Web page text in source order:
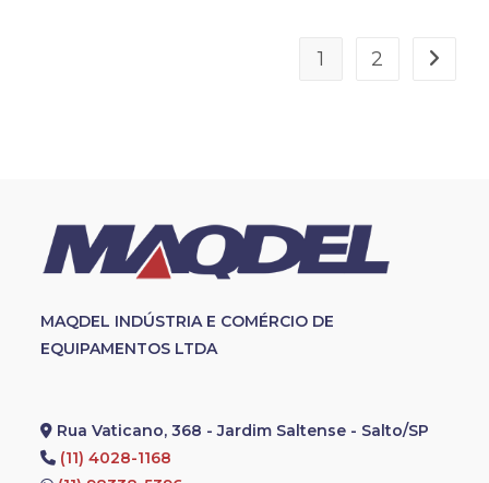
1 2
MAQDEL INDÚSTRIA E COMÉRCIO DE
EQUIPAMENTOS LTDA
Rua Vaticano, 368 - Jardim Saltense - Salto/SP
(11) 4028-1168